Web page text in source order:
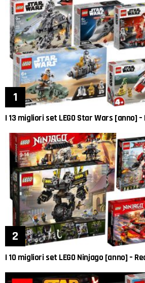
I 13 migliori set LEGO Star Wars [anno]
I 10 migliori set LEGO Ninjago [anno] –